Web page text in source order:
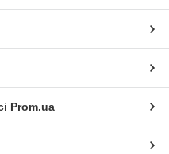
Prom.ua